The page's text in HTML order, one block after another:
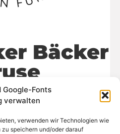
Google-Fonts
verwalten
verwenden wir Technologien wie
speichern und/oder darauf
Bäcker